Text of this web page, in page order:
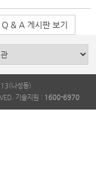
& A 게시판 보기
나성동)
기술지원 : 1600-6970